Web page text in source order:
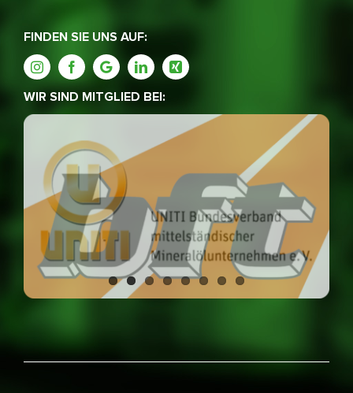
FINDEN SIE UNS AUF:
WIR SIND MITGLIED BEI: